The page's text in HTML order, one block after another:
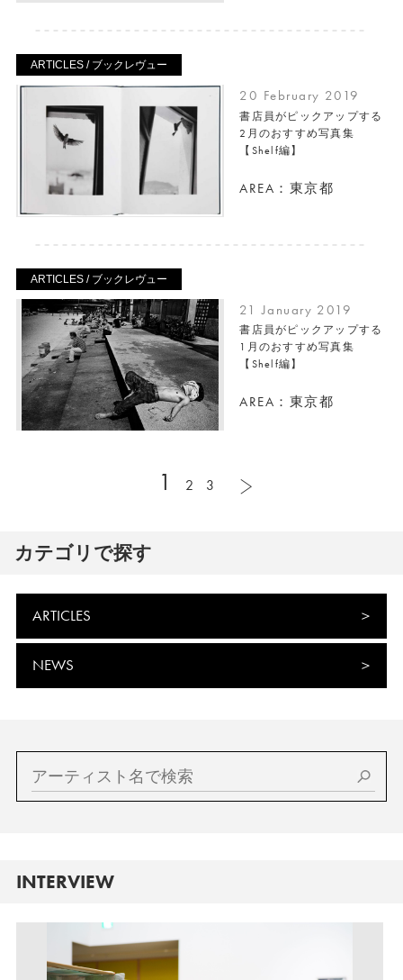
ARTICLES / ブックレヴュー
20 February 2019
書店員がピックアップする
2月のおすすめ写真集
【Shelf編】
AREA：東京都
ARTICLES / ブックレヴュー
21 January 2019
書店員がピックアップする
1月のおすすめ写真集
【Shelf編】
AREA：東京都
1 2 3
カテゴリで探す
ARTICLES
NEWS
INTERVIEW